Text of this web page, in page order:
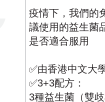
疫情下，我們的
議使用的益生菌
是否適合服用
✅由香港中文大
✅3+3配方：
3種益生菌（雙